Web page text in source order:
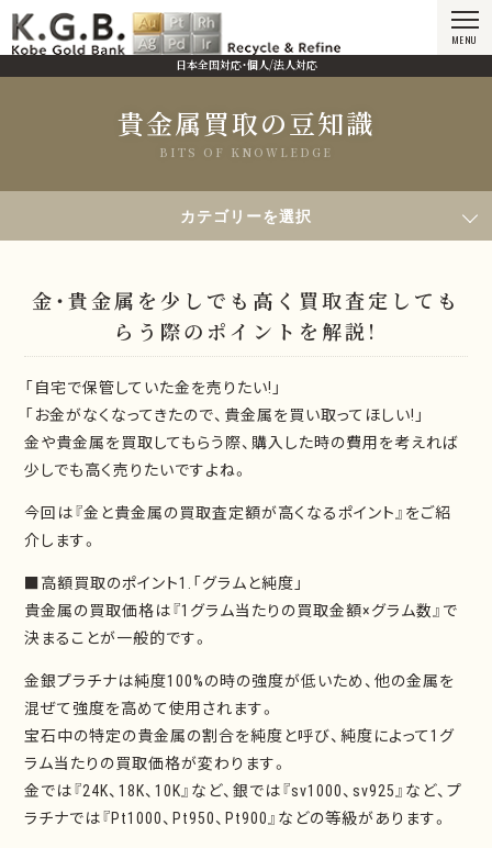
日本全国対応・個人/法人対応
MENU
貴金属買取の豆知識
BITS OF KNOWLEDGE
金・貴金属を少しでも高く買取査定してもらう際のポイントを解説!
カテゴリーを選択
金・貴金属を少しでも高く買取査定しても
らう際のポイントを解説!
「自宅で保管していた金を売りたい!」
「お金がなくなってきたので、貴金属を買い取ってほしい!」
金や貴金属を買取してもらう際、購入した時の費用を考えれば
少しでも高く売りたいですよね。
今回は『金と貴金属の買取査定額が高くなるポイント』をご紹
介します。
■高額買取のポイント1.「グラムと純度」
貴金属の買取価格は『1グラム当たりの買取金額×グラム数』で
決まることが一般的です。
金銀プラチナは純度100%の時の強度が低いため、他の金属を
混ぜて強度を高めて使用されます。
宝石中の特定の貴金属の割合を純度と呼び、純度によって1グ
ラム当たりの買取価格が変わります。
金では『24K、18K、10K』など、銀では『sv1000、sv925』など、プ
ラチナでは『Pt1000、Pt950、Pt900』などの等級があります。